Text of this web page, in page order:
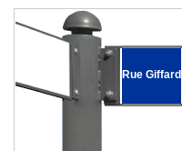
Rue Giffard